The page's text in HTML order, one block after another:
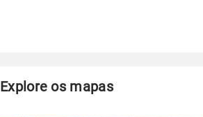
Explore os mapas